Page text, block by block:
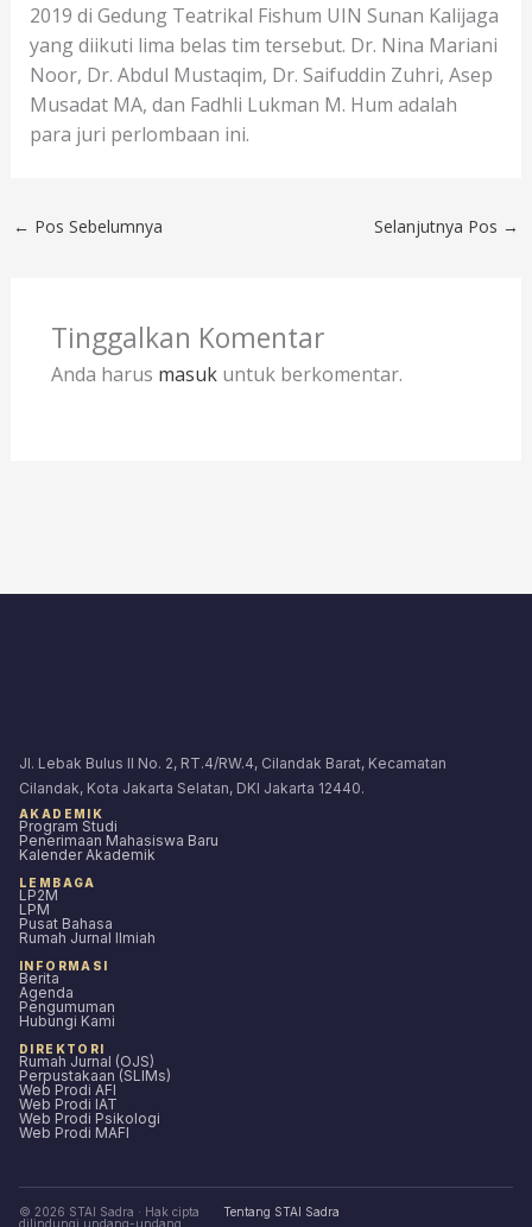
2019 di Gedung Teatrikal Fishum UIN Sunan Kalijaga
yang diikuti lima belas tim tersebut. Dr. Nina Mariani
Noor, Dr. Abdul Mustaqim, Dr. Saifuddin Zuhri, Asep
Musadat MA, dan Fadhli Lukman M. Hum adalah
para juri perlombaan ini.
← Pos Sebelumnya Selanjutnya Pos →
Tinggalkan Komentar
Anda harus masukuntuk berkomentar.
Jl. Lebak Bulus II No. 2, RT.4/RW.4, Cilandak Barat, Kecamatan
Cilandak, Kota Jakarta Selatan, DKI Jakarta 12440.
AKADEMIK
Program Studi
Penerimaan Mahasiswa Baru
Kalender Akademik
LEMBAGA
LP2M
LPM
Pusat Bahasa
Rumah Jurnal Ilmiah
INFORMASI
Berita
Agenda
Pengumuman
Hubungi Kami
DIREKTORI
Rumah Jurnal (OJS)
Perpustakaan (SLIMs)
Web Prodi AFI
Web Prodi IAT
Web Prodi Psikologi
Web Prodi MAFI
© 2026 STAI Sadra · Hak cipta
dilindungi undang-undang
Tentang STAI Sadra